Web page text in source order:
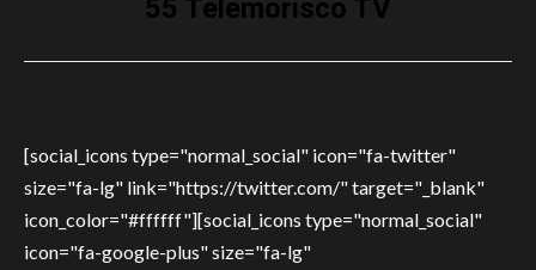
55 Telemorisco TV
[social_icons type="normal_social" icon="fa-twitter"
size="fa-lg" link="https://twitter.com/" target="_blank"
icon_color="#ffffff"][social_icons type="normal_social"
icon="fa-google-plus" size="fa-lg"